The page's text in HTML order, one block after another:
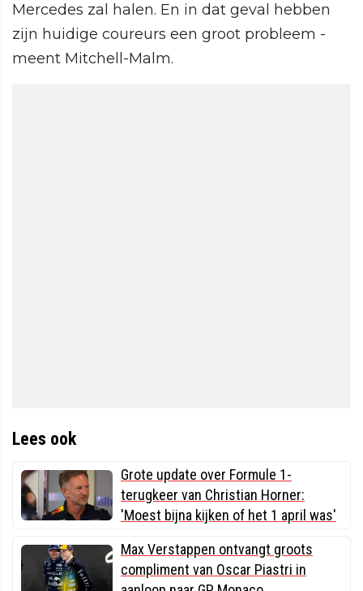
Mercedes zal halen. En in dat geval hebben
zijn huidige coureurs een groot probleem -
meent Mitchell-Malm.
Lees ook
Grote update over Formule 1-
terugkeer van Christian Horner:
'Moest bijna kijken of het 1 april was'
Max Verstappen ontvangt groots
compliment van Oscar Piastri in